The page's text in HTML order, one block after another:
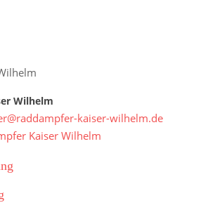
Wilhelm
kaiser-wilhelm.de
Kaiser Wilhelm